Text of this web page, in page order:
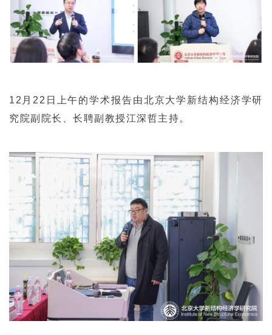
12月22日上午的学术报告由北京大学新结构经济学研
究院副院长、长聘副教授江深哲主持。